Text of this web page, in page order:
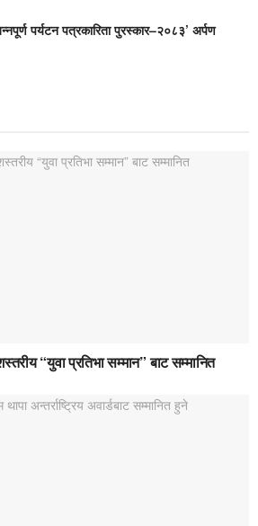
पर्यटन पत्रकारिता पुरस्कार–२०८३’ अर्पण
“युवा प्रतिभा सम्मान” बाट सम्मानित